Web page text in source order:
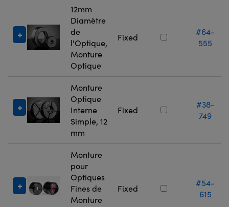
12mm
Diamètre
de
l'Optique,
Monture
Optique
Fixed
#64-
555
Monture
Optique
Interne
Simple, 12
mm
Fixed
#38-
749
Monture
pour
Optiques
Fines de
Monture
Fixed
#54-
615